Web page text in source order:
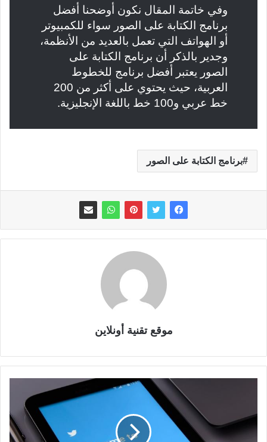
وفي خاتمة المقال نكون أوضحنا أفضل
برنامج الكتابة على الصور سواء للكمبيوتر
أو الهواتف التي تعمل بالعديد من الأنظمة،
وجدير بالذكر أن برنامج الكتابة على
الصور يعتبر أفضل برنامج للخطوط
العربية، حيث يحتوي على أكثر من 200
خط عربي و100 خط باللغة الإنجليزية.
برنامج الكتابة على الصور
موقع تقنية أونلاين